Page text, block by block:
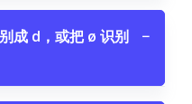
成 d，或把 ø 识别
−